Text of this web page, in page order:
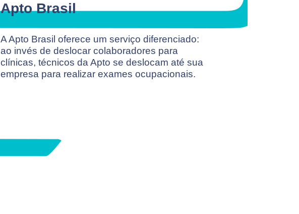
Apto Brasil
A Apto Brasil oferece um serviço diferenciado:
ao invés de deslocar colaboradores para
clínicas, técnicos da Apto se deslocam até sua
empresa para realizar exames ocupacionais.